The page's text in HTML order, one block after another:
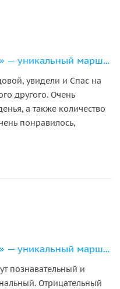
«По водному сердцу города» — уникальный маршрут на 11-местном катере
увидели и Спас на
другого. Очень
а также количество
понравилось,
«По водному сердцу города» — уникальный маршрут на 11-местном катере
познавательный и
Отрицательный